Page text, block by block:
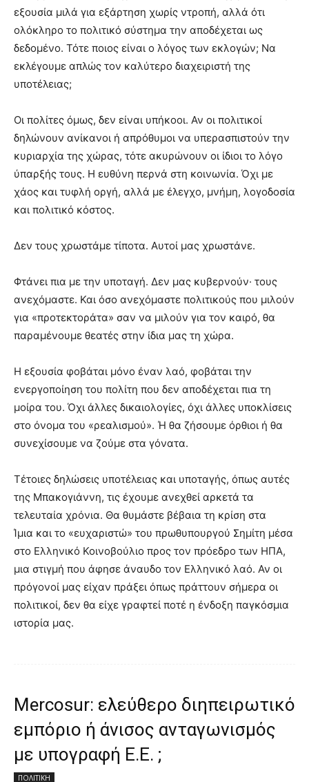
εξουσία μιλά για εξάρτηση χωρίς ντροπή, αλλά ότι
ολόκληρο το πολιτικό σύστημα την αποδέχεται ως
δεδομένο. Τότε ποιος είναι ο λόγος των εκλογών; Να
εκλέγουμε απλώς τον καλύτερο διαχειριστή της
υποτέλειας;
Οι πολίτες όμως, δεν είναι υπήκοοι. Αν οι πολιτικοί
δηλώνουν ανίκανοι ή απρόθυμοι να υπερασπιστούν την
κυριαρχία της χώρας, τότε ακυρώνουν οι ίδιοι το λόγο
ύπαρξής τους. Η ευθύνη περνά στη κοινωνία. Όχι με
χάος και τυφλή οργή, αλλά με έλεγχο, μνήμη, λογοδοσία
και πολιτικό κόστος.
Δεν τους χρωστάμε τίποτα. Αυτοί μας χρωστάνε.
Φτάνει πια με την υποταγή. Δεν μας κυβερνούν· τους
ανεχόμαστε. Και όσο ανεχόμαστε πολιτικούς που μιλούν
για «προτεκτοράτα» σαν να μιλούν για τον καιρό, θα
παραμένουμε θεατές στην ίδια μας τη χώρα.
Η εξουσία φοβάται μόνο έναν λαό, φοβάται την
ενεργοποίηση του πολίτη που δεν αποδέχεται πια τη
μοίρα του. Όχι άλλες δικαιολογίες, όχι άλλες υποκλίσεις
στο όνομα του «ρεαλισμού». Ή θα ζήσουμε όρθιοι ή θα
συνεχίσουμε να ζούμε στα γόνατα.
Τέτοιες δηλώσεις υποτέλειας και υποταγής, όπως αυτές
της Μπακογιάννη, τις έχουμε ανεχθεί αρκετά τα
τελευταία χρόνια. Θα θυμάστε βέβαια τη κρίση στα
Ίμια και το «ευχαριστώ» του πρωθυπουργού Σημίτη μέσα
στο Ελληνικό Κοινοβούλιο προς τον πρόεδρο των ΗΠΑ,
μια στιγμή που άφησε άναυδο τον Ελληνικό λαό. Αν οι
πρόγονοί μας είχαν πράξει όπως πράττουν σήμερα οι
πολιτικοί, δεν θα είχε γραφτεί ποτέ η ένδοξη παγκόσμια
ιστορία μας.
Mercosur: ελεύθερο διηπειρωτικό
εμπόριο ή άνισος ανταγωνισμός
με υπογραφή Ε.Ε. ;
ΠΟΛΙΤΙΚΗ